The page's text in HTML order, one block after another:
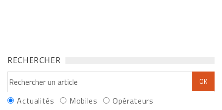
RECHERCHER
Actualités Mobiles Opérateurs